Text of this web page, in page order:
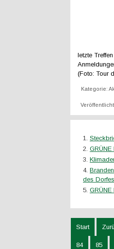
letzte
(Foto: Tour
Kategorie:
des
GRÜNE
Start
84 85